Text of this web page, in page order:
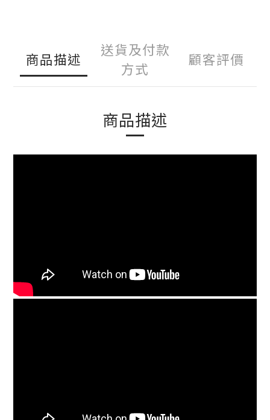
商品描述
送貨及付款
方式
顧客評價
商品描述